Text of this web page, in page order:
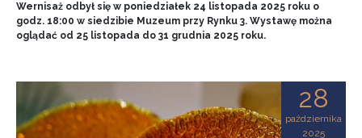
Wernisaż odbył się w poniedziałek 24 listopada 2025 roku o
godz. 18:00 w siedzibie Muzeum przy Rynku 3. Wystawę można
oglądać od 25 listopada do 31 grudnia 2025 roku.
28
października
2025